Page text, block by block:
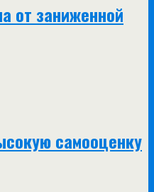
от заниженной
самооценку